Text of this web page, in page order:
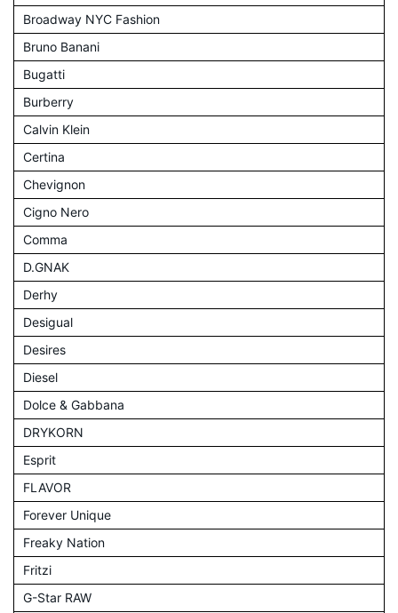
Broadway NYC Fashion
Bruno Banani
Bugatti
Burberry
Calvin Klein
Certina
Chevignon
Cigno Nero
Comma
D.GNAK
Derhy
Desigual
Desires
Diesel
Dolce & Gabbana
DRYKORN
Esprit
FLAVOR
Forever Unique
Freaky Nation
Fritzi
G-Star RAW